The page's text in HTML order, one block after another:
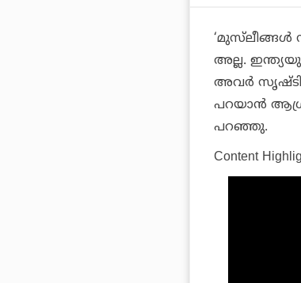
‘മുസ്‌ലീങ്ങള്‍
അല്ല.
അവര്‍
പറയാന്‍
പറഞ്ഞു.
Content